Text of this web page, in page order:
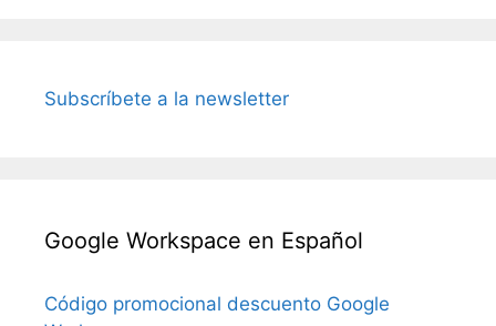
Subscríbete a la newsletter
Google Workspace en Español
Código promocional descuento Google